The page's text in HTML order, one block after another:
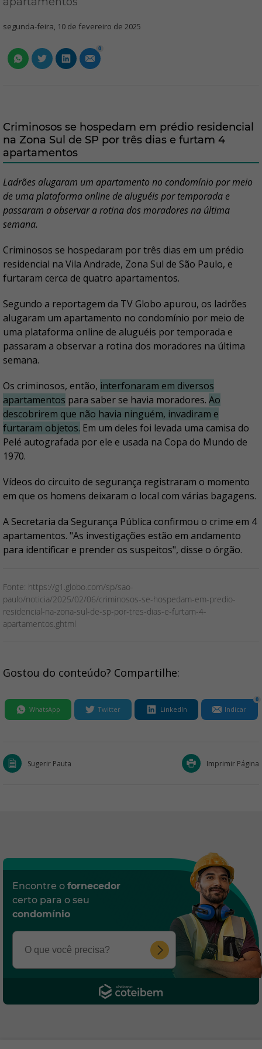
segunda-feira, 10 de fevereiro de 2025
0
Criminosos se hospedam em prédio residencial
na Zona Sul de SP por três dias e furtam 4
apartamentos
Ladrões alugaram um apartamento no condomínio por meio
de uma plataforma online de aluguéis por temporada e
passaram a observar a rotina dos moradores na última
semana.
Criminosos se hospedaram por três dias em um prédio
residencial na Vila Andrade, Zona Sul de São Paulo, e
furtaram cerca de quatro apartamentos.
Segundo a reportagem da TV Globo apurou, os ladrões
alugaram um apartamento no condomínio por meio de
uma plataforma online de aluguéis por temporada e
passaram a observar a rotina dos moradores na última
semana.
Os criminosos, então, interfonaram em diversos
apartamentos para saber se havia moradores. Ao
descobrirem que não havia ninguém, invadiram e
furtaram objetos. Em um deles foi levada uma camisa do
Pelé autografada por ele e usada na Copa do Mundo de
1970.
Vídeos do circuito de segurança registraram o momento
em que os homens deixaram o local com várias bagagens.
A Secretaria da Segurança Pública confirmou o crime em 4
apartamentos. "As investigações estão em andamento
para identificar e prender os suspeitos", disse o órgão.
Fonte: https://g1.globo.com/sp/sao-
paulo/noticia/2025/02/06/criminosos-se-hospedam-em-predio-
residencial-na-zona-sul-de-sp-por-tres-dias-e-furtam-4-
apartamentos.ghtml
Gostou do conteúdo? Compartilhe:
WhatsApp Twitter LinkedIn Indicar
0
Sugerir Pauta Imprimir Página
Encontre o fornecedor
certo para o seu
condomínio